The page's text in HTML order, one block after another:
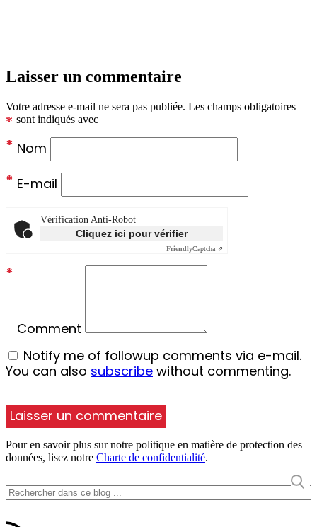
Laisser un commentaire
Votre adresse e-mail ne sera pas publiée. Les champs obligatoires
sont indiqués avec
*
Nom
*
E-mail
*
Vérification Anti-Robot
Cliquez ici pour vérifier
FriendlyCaptcha ⇗
Comment
*
Notify me of followup comments via e-mail.
You can also subscribe without commenting.
Pour en savoir plus sur notre politique en matière de protection des
données, lisez notre Charte de confidentialité.